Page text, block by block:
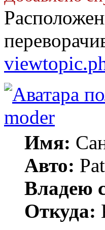
moder
Имя:
Авто:
Владею
Откуда: